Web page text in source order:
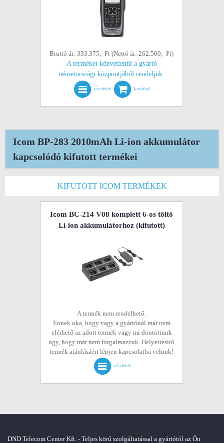
Bruttó ár: 333.375,- Ft (Nettó ár: 262.500,- Ft)
A terméket közvetlenül a gyártó
németországi központjából rendeljük.
részletek kosárba!
Icom BP-283 2010mAh Li-ion akkumulátor
kapcsolódó kifutott termékei
KIFUTOTT ICOM TERMÉKEK
Icom BC-214 V08 komplett 6-os töltő
Li-ion akkumulátorhoz(kifutott)
A termék nem rendelhető.
Ennek oka, hogy vagy a gyártónál már nem
elérhető az adott termék vagy mi döntöttünk
úgy, hogy már nem forgalmazzuk. Helyettesítő
termék ajánlásáért lépjen kapcsolatba velünk!
részletek
DND Telecom Center Kft. - Teljes körű szolgáltatással a gyártótól az Ön